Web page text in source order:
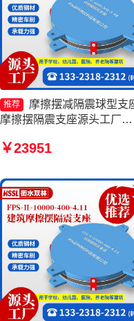
推荐
摩擦摆减隔震球型支
摩擦摆隔震支座源头工厂
摩擦摆隔震支座FPSII-
￥23951